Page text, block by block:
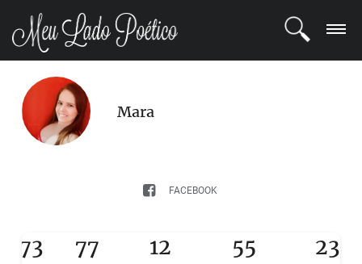
LOGIN
REGISTRO
COMUNIDADE
Mara
FACEBOOK
77 12 55 23